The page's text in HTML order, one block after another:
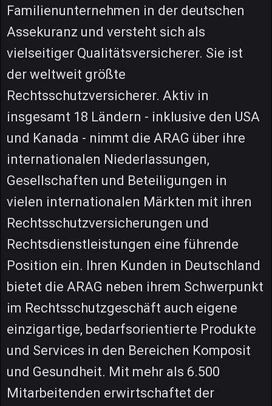
Familienunternehmen in der deutschen
Assekuranz und versteht sich als
vielseitiger Qualitätsversicherer. Sie ist
der weltweit größte
Rechtsschutzversicherer. Aktiv in
insgesamt 18 Ländern - inklusive den USA
und Kanada - nimmt die ARAG über ihre
internationalen Niederlassungen,
Gesellschaften und Beteiligungen in
vielen internationalen Märkten mit ihren
Rechtsschutzversicherungen und
Rechtsdienstleistungen eine führende
Position ein. Ihren Kunden in Deutschland
bietet die ARAG neben ihrem Schwerpunkt
im Rechtsschutzgeschäft auch eigene
einzigartige, bedarfsorientierte Produkte
und Services in den Bereichen Komposit
und Gesundheit. Mit mehr als 6.500
Mitarbeitenden erwirtschaftet der